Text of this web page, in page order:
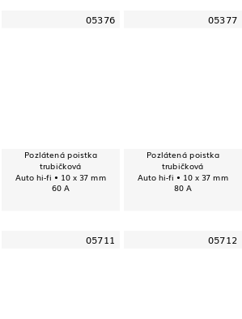
05376
Pozlátená poistka
trubičková
Auto hi-fi • 10 x 37 mm
60 A
05377
Pozlátená poistka
trubičková
Auto hi-fi • 10 x 37 mm
80 A
05711 05712